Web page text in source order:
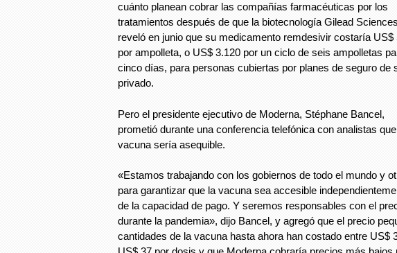
cuánto planean cobrar las compañías farmacéuticas por los
tratamientos después de que la biotecnología Gilead Sciences
reveló en junio que su medicamento remdesivir costaría US$
por ampolleta, o US$ 3.120 por un ciclo de seis ampolletas
cinco días, para personas cubiertas por planes de seguro de
privado.
Pero el presidente ejecutivo de Moderna, Stéphane Bancel,
prometió durante una conferencia telefónica con analistas
vacuna sería asequible.
«Estamos trabajando con los gobiernos de todo el mundo y
para garantizar que la vacuna sea accesible
de la capacidad de pago. Y seremos responsables con el
durante la pandemia», dijo Bancel, y agregó que el precio
cantidades de la vacuna hasta ahora han costado entre US$